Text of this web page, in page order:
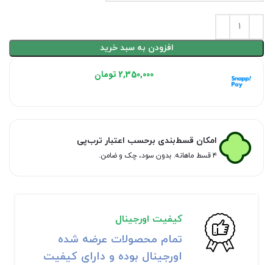
افزودن به سبد خرید
2,350,000 تومان
امکان قسط‌بندی برحسب اعتبار ترب‌پی
۴ قسط ماهانه. بدون سود، چک و ضامن.
کیفیت اورجینال
تمام محصولات عرضه شده
اورجینال بوده و دارای کیفیت